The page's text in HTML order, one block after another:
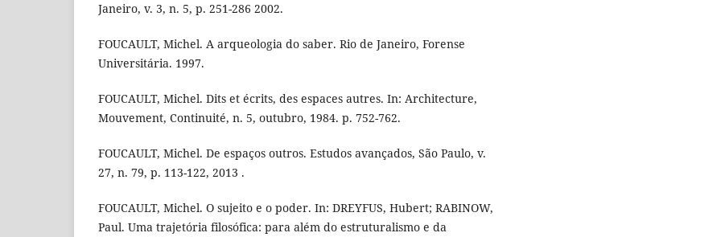
Janeiro, v. 3, n. 5, p. 251-286 2002.
FOUCAULT, Michel. A arqueologia do saber. Rio de Janeiro, Forense
Universitária. 1997.
FOUCAULT, Michel. Dits et écrits, des espaces autres. In: Architecture,
Mouvement, Continuité, n. 5, outubro, 1984. p. 752-762.
FOUCAULT, Michel. De espaços outros. Estudos avançados, São Paulo, v.
27, n. 79, p. 113-122, 2013 .
FOUCAULT, Michel. O sujeito e o poder. In: DREYFUS, Hubert; RABINOW,
Paul. Uma trajetória filosófica: para além do estruturalismo e da